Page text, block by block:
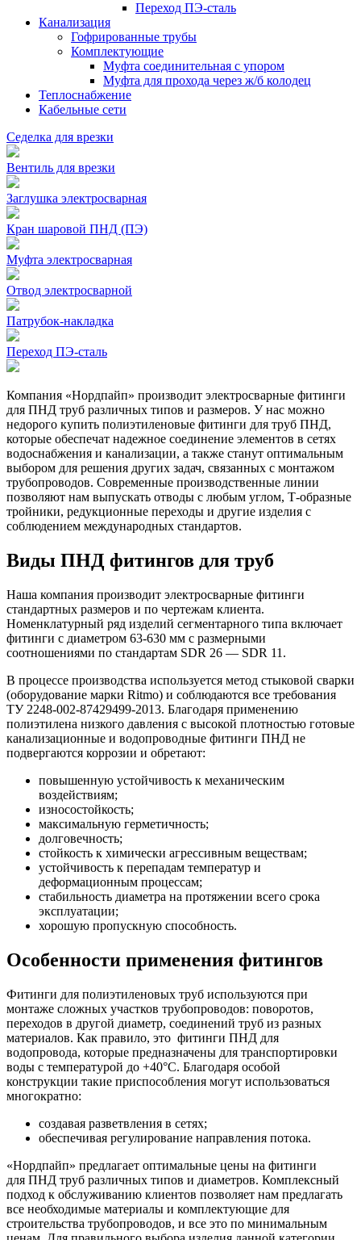
Переход ПЭ-сталь
Канализация
Гофрированные трубы
Комплектующие
Муфта соединительная с упором
Муфта для прохода через ж/б колодец
Теплоснабжение
Кабельные сети
Седелка для врезки
Вентиль для врезки
Заглушка электросварная
Кран шаровой ПНД (ПЭ)
Муфта электросварная
Отвод электросварной
Патрубок-накладка
Переход ПЭ-сталь
Компания «Нордпайп» производит электросварные фитинги
для ПНД труб различных типов и размеров. У нас можно
недорого купить полиэтиленовые фитинги для труб ПНД,
которые обеспечат надежное соединение элементов в сетях
водоснабжения и канализации, а также станут оптимальным
выбором для решения других задач, связанных с монтажом
трубопроводов. Современные производственные линии
позволяют нам выпускать отводы с любым углом, Т-образные
тройники, редукционные переходы и другие изделия с
соблюдением международных стандартов.
Виды ПНД фитингов для труб
Наша компания производит электросварные фитинги
стандартных размеров и по чертежам клиента.
Номенклатурный ряд изделий сегментарного типа включает
фитинги с диаметром 63-630 мм с размерными
соотношениями по стандартам SDR 26 — SDR 11.
В процессе производства используется метод стыковой сварки
(оборудование марки Ritmo) и соблюдаются все требования
ТУ 2248-002-87429499-2013. Благодаря применению
полиэтилена низкого давления с высокой плотностью готовые
канализационные и водопроводные фитинги ПНД не
подвергаются коррозии и обретают:
повышенную устойчивость к механическим
воздействиям;
износостойкость;
максимальную герметичность;
долговечность;
стойкость к химически агрессивным веществам;
устойчивость к перепадам температур и
деформационным процессам;
стабильность диаметра на протяжении всего срока
эксплуатации;
хорошую пропускную способность.
Особенности применения фитингов
Фитинги для полиэтиленовых труб используются при
монтаже сложных участков трубопроводов: поворотов,
переходов в другой диаметр, соединений труб из разных
материалов. Как правило, это фитинги ПНД для
водопровода, которые предназначены для транспортировки
воды с температурой до +40°C. Благодаря особой
конструкции такие приспособления могут использоваться
многократно:
создавая разветвления в сетях;
обеспечивая регулирование направления потока.
«Нордпайп» предлагает оптимальные цены на фитинги
для ПНД труб различных типов и диаметров. Комплексный
подход к обслуживанию клиентов позволяет нам предлагать
все необходимые материалы и комплектующие для
строительства трубопроводов, и все это по минимальным